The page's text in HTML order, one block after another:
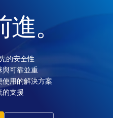
進。
的安全性
與可靠並重
使用的解決方案
的支援